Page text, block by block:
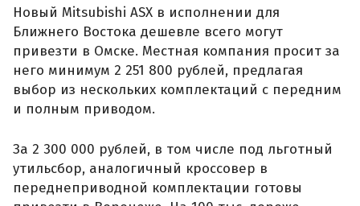
Новый Mitsubishi ASX в исполнении для
Ближнего Востока дешевле всего могут
привезти в Омске. Местная компания просит за
него минимум 2 251 800 рублей, предлагая
выбор из нескольких комплектаций с передним
и полным приводом.
За 2 300 000 рублей, в том числе под льготный
утильсбор, аналогичный кроссовер в
переднеприводной комплектации готовы